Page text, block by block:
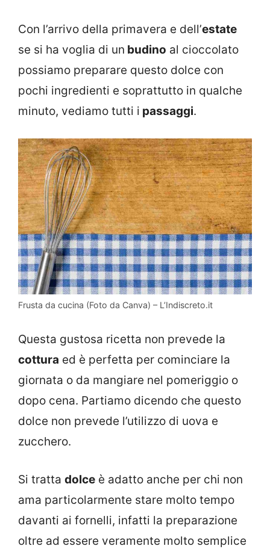
Con l’arrivo della primavera e dell’estate
se si ha voglia di un budino al cioccolato
possiamo preparare questo dolce con
pochi ingredienti e soprattutto in qualche
minuto, vediamo tutti i passaggi.
Frusta da cucina (Foto da Canva) – L’Indiscreto.it
Questa gustosa ricetta non prevede la
cottura ed è perfetta per cominciare la
giornata o da mangiare nel pomeriggio o
dopo cena. Partiamo dicendo che questo
dolce non prevede l’utilizzo di uova e
zucchero.
Si tratta dolce è adatto anche per chi non
ama particolarmente stare molto tempo
davanti ai fornelli, infatti la preparazione
oltre ad essere veramente molto semplice